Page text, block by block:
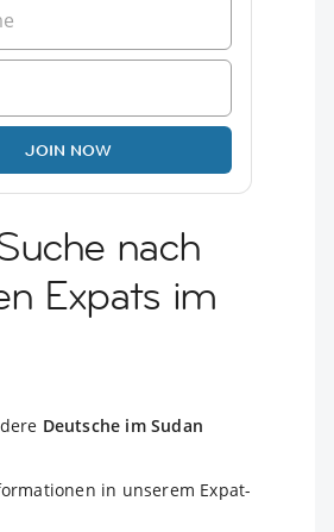
JOIN NOW
nach
Expats im
Deutsche im Sudan
in unserem Expat-